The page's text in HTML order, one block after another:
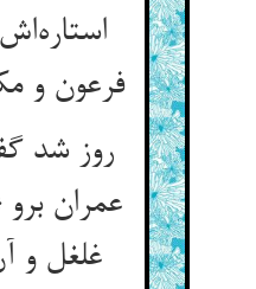
فرعون و
روز شد
عمران
غلغل و